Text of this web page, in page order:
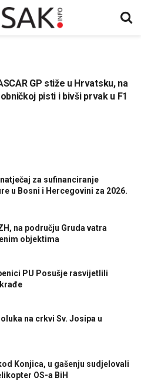
GP stiže u Hrvatsku, na
pisti i bivši prvak u F1
za sufinanciranje
u Bosni i Hercegovini za 2026.
na području Gruda vatra
objektima
PU Posušje rasvijetlili
na crkvi Sv. Josipa u
Konjica, u gašenju sudjelovali
OS-a BiH